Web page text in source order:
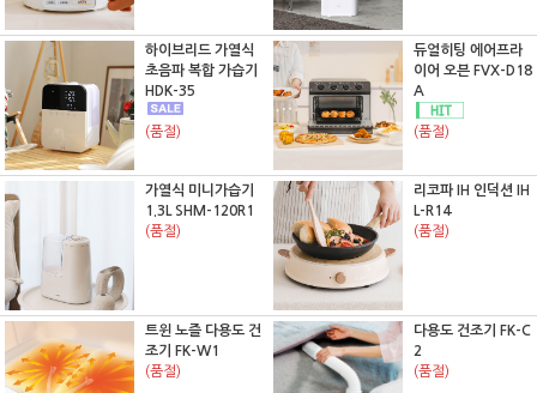
하이브리드 가열식
초음파 복합 가습기
HDK-35
(품절)
듀얼히팅 에어프라
이어 오븐 FVX-D18
A
(품절)
가열식 미니가습기
1.3L SHM-120R1
(품절)
리코파 IH 인덕션 IH
L-R14
(품절)
트윈 노즐 다용도 건
조기 FK-W1
(품절)
다용도 건조기 FK-C
2
(품절)